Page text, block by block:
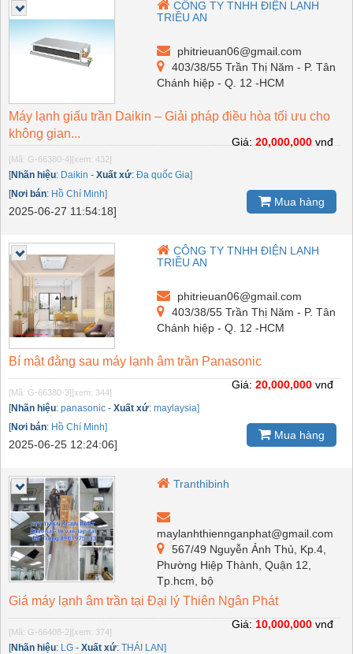
CÔNG TY TNHH ĐIỆN LẠNH
TRIỀU AN
phitrieuan06@gmail.com
403/38/55 Trần Thị Năm - P. Tân
Chánh hiệp - Q. 12 -HCM
Máy lạnh giấu trần Daikin – Giải pháp điều hòa tối ưu cho
không gian...
[Mã: G-66380-4][xem: 432]
[Nhãn hiệu: Daikin - Xuất xứ: Đa quốc Gia]
[Nơi bán: Hồ Chí Minh]
2025-06-27 11:54:18]
Giá: 20,000,000 vnđ
Mua hàng
CÔNG TY TNHH ĐIỆN LẠNH
TRIỀU AN
phitrieuan06@gmail.com
403/38/55 Trần Thị Năm - P. Tân
Chánh hiệp - Q. 12 -HCM
Bí mật đằng sau máy lạnh âm trần Panasonic
[Mã: G-66380-3][xem: 344]
[Nhãn hiệu: panasonic - Xuất xứ: maylaysia]
[Nơi bán: Hồ Chí Minh]
2025-06-25 12:24:06]
Giá: 20,000,000 vnđ
Mua hàng
Tranthibinh
maylanhthiennganphat@gmail.com
567/49 Nguyễn Ảnh Thủ, Kp.4,
Phường Hiệp Thành, Quận 12,
Tp.hcm, bộ
Giá máy lạnh âm trần tại Đại lý Thiên Ngân Phát
[Mã: G-66408-2][xem: 374]
[Nhãn hiệu: LG - Xuất xứ: THÁI LAN]
Giá: 10,000,000 vnđ